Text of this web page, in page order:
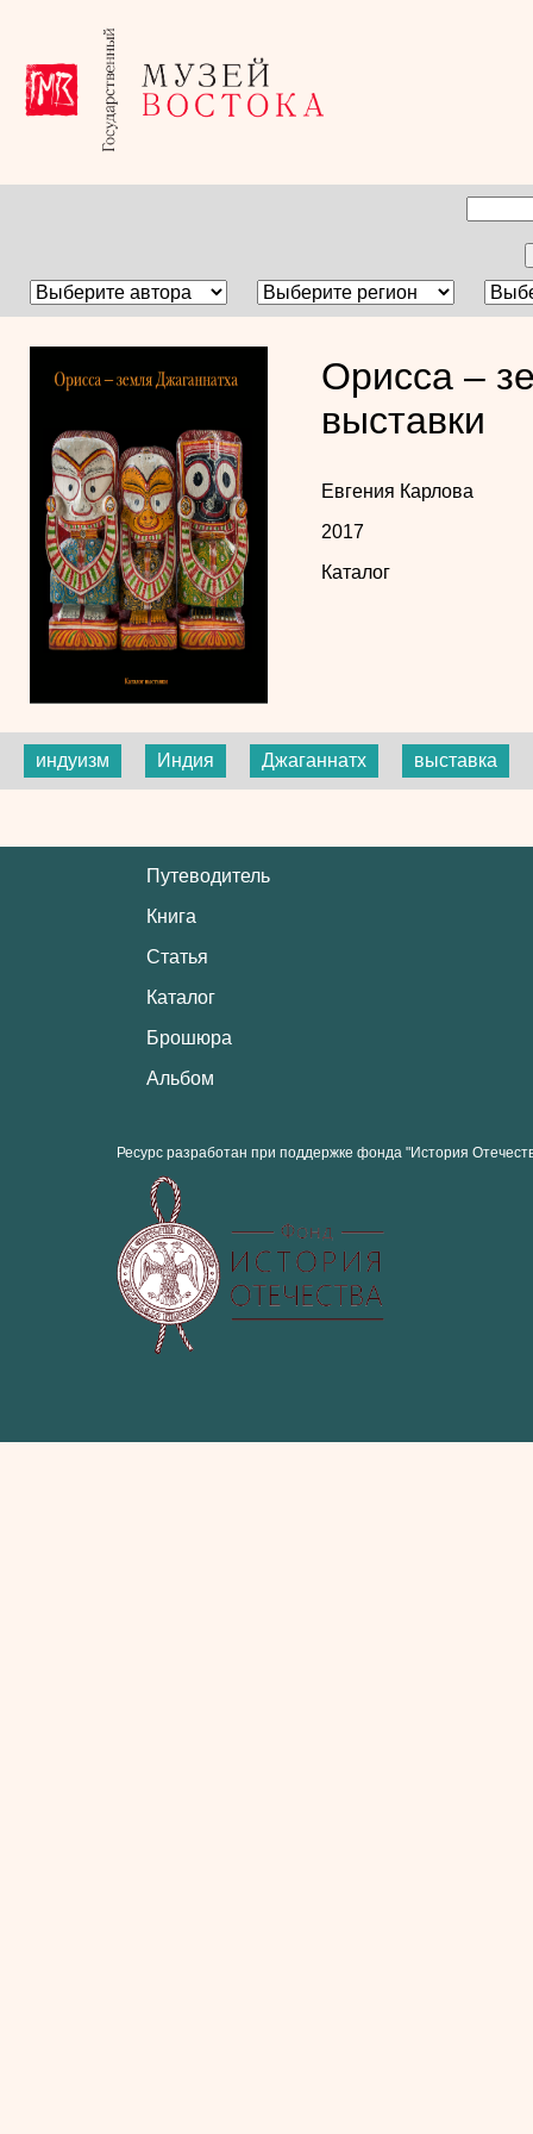
Орисса –
выставки
Евгения Карлова
2017
Каталог
индуизм Индия Джаганнатх выставка
Путеводитель
Книга
Статья
Каталог
Брошюра
Альбом
Ресурс разработан при поддержке фонда "История